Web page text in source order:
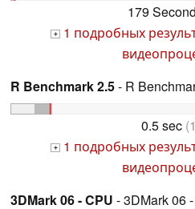
179
+ 1 подробных
R Benchmark 2.5- R
0.5 sec
+ 1 подробных
3DMark 06 - CPU - 3DMark 06